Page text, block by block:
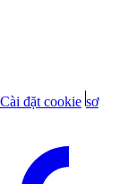
Cài đặt cookie sơ